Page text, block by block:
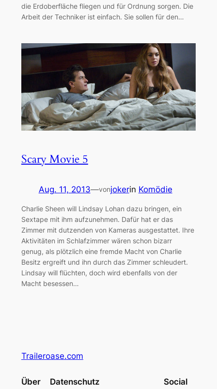
die Erdoberfläche fliegen und für Ordnung sorgen. Die
Arbeit der Techniker ist einfach. Sie sollen für den…
Scary Movie 5
Aug. 11, 2013—vonjokerin Komödie
Charlie Sheen will Lindsay Lohan dazu bringen, ein
Sextape mit ihm aufzunehmen. Dafür hat er das
Zimmer mit dutzenden von Kameras ausgestattet. Ihre
Aktivitäten im Schlafzimmer wären schon bizarr
genug, als plötzlich eine fremde Macht von Charlie
Besitz ergreift und ihn durch das Zimmer schleudert.
Lindsay will flüchten, doch wird ebenfalls von der
Macht besessen…
Traileroase.com
Über Datenschutz Social